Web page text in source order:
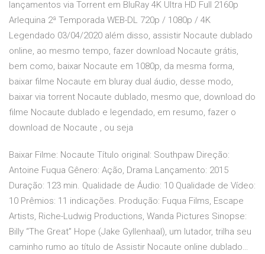
lançamentos via Torrent em BluRay 4K Ultra HD Full 2160p
Arlequina 2ª Temporada WEB-DL 720p / 1080p / 4K
Legendado 03/04/2020 além disso, assistir Nocaute dublado
online, ao mesmo tempo, fazer download Nocaute grátis,
bem como, baixar Nocaute em 1080p, da mesma forma,
baixar filme Nocaute em bluray dual áudio, desse modo,
baixar via torrent Nocaute dublado, mesmo que, download do
filme Nocaute dublado e legendado, em resumo, fazer o
download de Nocaute , ou seja
Baixar Filme: Nocaute Título original: Southpaw Direção:
Antoine Fuqua Gênero: Ação, Drama Lançamento: 2015
Duração: 123 min. Qualidade de Áudio: 10 Qualidade de Vídeo:
10 Prêmios: 11 indicações. Produção: Fuqua Films, Escape
Artists, Riche-Ludwig Productions, Wanda Pictures Sinopse:
Billy “The Great” Hope (Jake Gyllenhaal), um lutador, trilha seu
caminho rumo ao título de Assistir Nocaute online dublado…